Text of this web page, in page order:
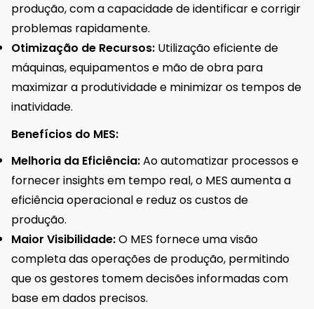
produção, com a capacidade de identificar e corrigir
problemas rapidamente.
Otimização de Recursos: Utilização eficiente de
máquinas, equipamentos e mão de obra para
maximizar a produtividade e minimizar os tempos de
inatividade.
Benefícios do MES:
Melhoria da Eficiência:Ao automatizar processos e
fornecer insights em tempo real, o MES aumenta a
eficiência operacional e reduz os custos de
produção.
Maior Visibilidade:O MES fornece uma visão
completa das operações de produção, permitindo
que os gestores tomem decisões informadas com
base em dados precisos.